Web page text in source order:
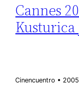
Cannes
Cinencuentro •